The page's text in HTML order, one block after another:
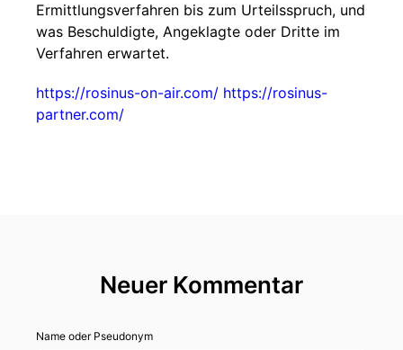
Ermittlungsverfahren bis zum Urteilsspruch, und
was Beschuldigte, Angeklagte oder Dritte im
Verfahren erwartet.
https://rosinus-on-air.com/ https://rosinus-
partner.com/
Neuer Kommentar
Name oder Pseudonym